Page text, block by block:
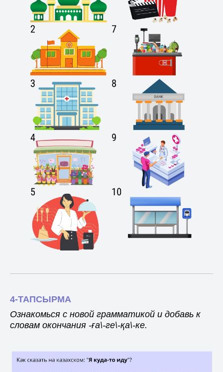
4-ТАПСЫРМА
Ознакомься с новой грамматикой и добавь к
словам окончания -ға\-ге\-қа\-ке.